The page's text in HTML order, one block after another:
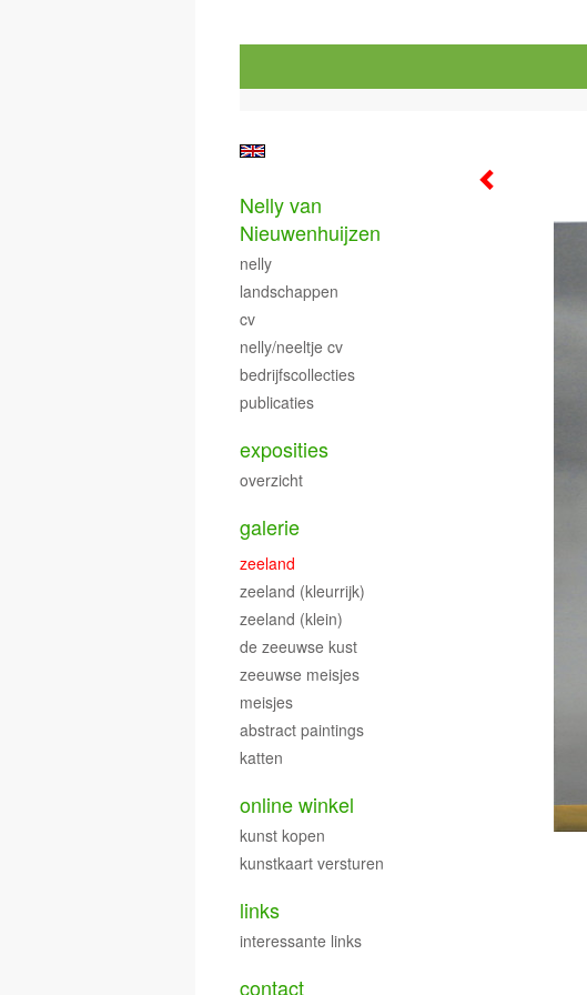
Nelly van
Nieuwenhuijzen
nelly
landschappen
cv
nelly/neeltje cv
bedrijfscollecties
publicaties
exposities
overzicht
galerie
zeeland
zeeland (kleurrijk)
zeeland (klein)
de zeeuwse kust
zeeuwse meisjes
meisjes
abstract paintings
katten
online winkel
kunst kopen
kunstkaart versturen
links
interessante links
contact